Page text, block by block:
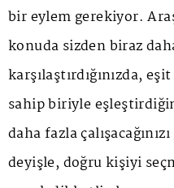
bir eylem gerekiyor.
konuda sizden biraz
karşılaştırdığınızda,
sahip biriyle
daha fazla
deyişle, doğru kişiyi